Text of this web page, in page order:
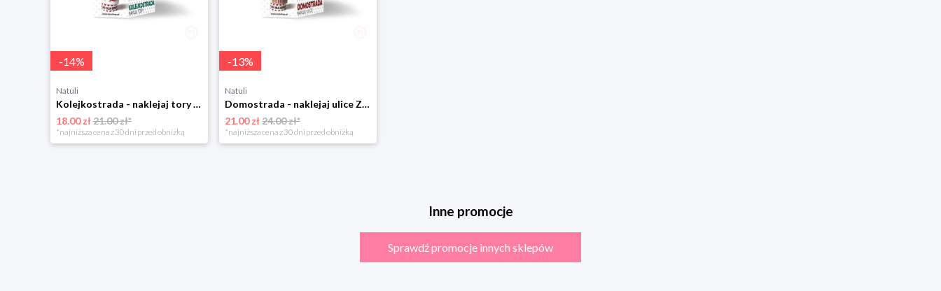
-14%
Natuli
Kolejkostrada - naklejaj tory Zuzutoys
18.00 zł21.00 zł*
*najniższa cena z 30 dni przed obniżką
-13%
Natuli
Domostrada - naklejaj ulice Zuzutoys
21.00 zł24.00 zł*
*najniższa cena z 30 dni przed obniżką
Inne promocje
Sprawdź promocje innych sklepów